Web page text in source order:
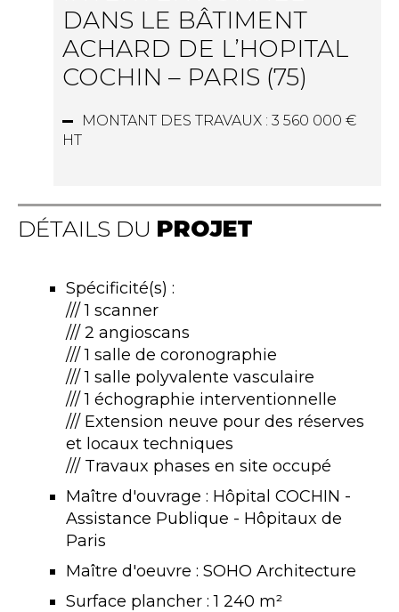
DANS LE BÂTIMENT
ACHARD DE L’HOPITAL
COCHIN – PARIS (75)
MONTANT DES TRAVAUX : 3 560 000 €
HT
DÉTAILS DU PROJET
Spécificité(s) :
/// 1 scanner
/// 2 angioscans
/// 1 salle de coronographie
/// 1 salle polyvalente vasculaire
/// 1 échographie interventionnelle
/// Extension neuve pour des réserves
et locaux techniques
/// Travaux phases en site occupé
Maître d'ouvrage : Hôpital COCHIN -
Assistance Publique - Hôpitaux de
Paris
Maître d'oeuvre : SOHO Architecture
Surface plancher : 1 240 m²